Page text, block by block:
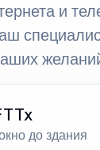
и
до здания